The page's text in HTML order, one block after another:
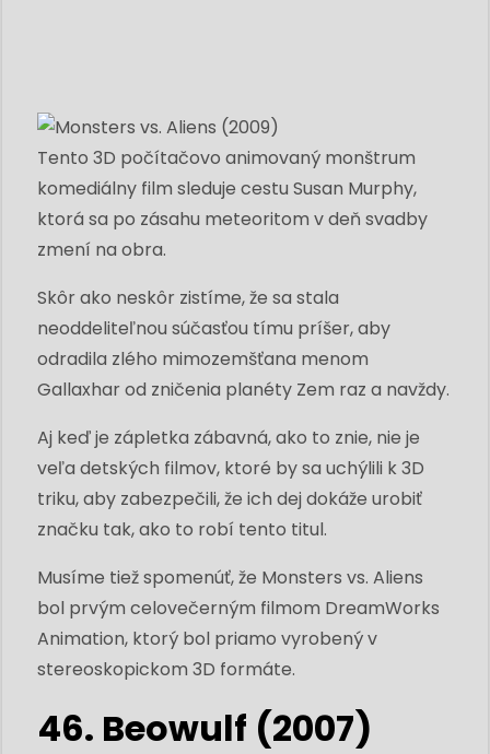
Tento 3D počítačovo animovaný monštrum
komediálny film sleduje cestu Susan Murphy,
ktorá sa po zásahu meteoritom v deň svadby
zmení na obra.
Skôr ako neskôr zistíme, že sa stala
neoddeliteľnou súčasťou tímu príšer, aby
odradila zlého mimozemšťana menom
Gallaxhar od zničenia planéty Zem raz a navždy.
Aj keď je zápletka zábavná, ako to znie, nie je
veľa detských filmov, ktoré by sa uchýlili k 3D
triku, aby zabezpečili, že ich dej dokáže urobiť
značku tak, ako to robí tento titul.
Musíme tiež spomenúť, že Monsters vs. Aliens
bol prvým celovečerným filmom DreamWorks
Animation, ktorý bol priamo vyrobený v
stereoskopickom 3D formáte.
46. ​​Beowulf (2007)